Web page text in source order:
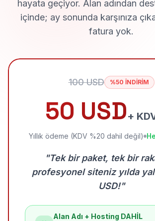
hayata geçiyor. Alan adından
içinde; ay sonunda karşınıza
fatura yok.
100 USD %50 İNDİRİM
50 USD+
Yıllık ödeme (KDV %20 dahil değil)
"Tek bir paket, tek bir
profesyonel siteniz yılda
USD!"
Alan Adı + Hosting DAHİL